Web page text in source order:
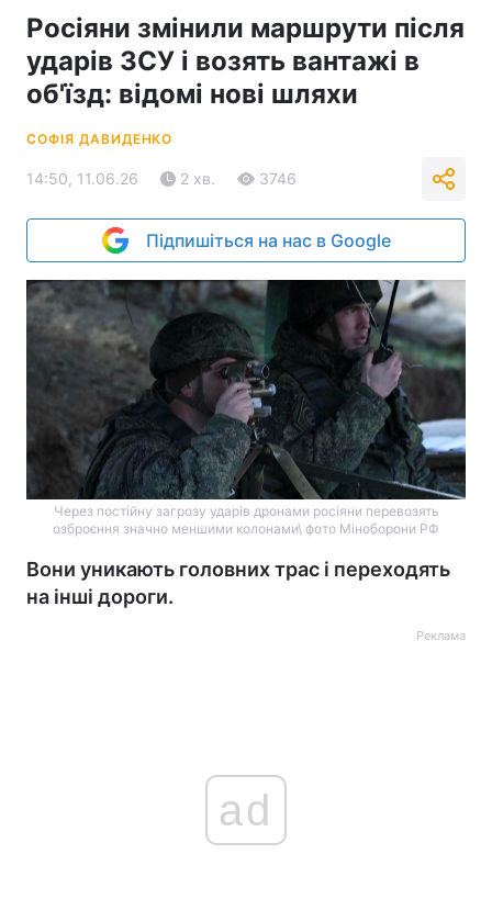
Росіяни змінили маршрути після
ударів ЗСУ і возять вантажі в
об'їзд: відомі нові шляхи
СОФІЯ ДАВИДЕНКО
14:50, 11.06.26 2 хв. 3746
Підпишіться на нас в Google
Через постійну загрозу ударів дронами росіяни перевозять
озброєння значно меншими колонами\ фото Міноборони РФ
Вони уникають головних трас і переходять
на інші дороги.
Реклама
ad